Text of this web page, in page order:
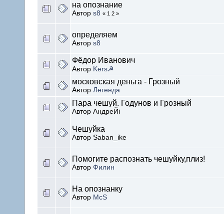
на опознание
Автор s8 « 1 2 »
определяем
Автор s8
Фёдор Иванович
Автор Kers☭
московская деньга - Грозный
Автор Легенда
Пара чешуй. Годунов и Грозный
Автор АндреЙi
Чешуйка
Автор Saban_ike
Помогите распознать чешуйку,плиз!
Автор Филин
На опознанку
Автор McS